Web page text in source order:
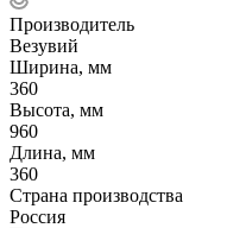
Производитель
Везувий
Ширина, мм
360
Высота, мм
960
Длина, мм
360
Страна производства
Россия